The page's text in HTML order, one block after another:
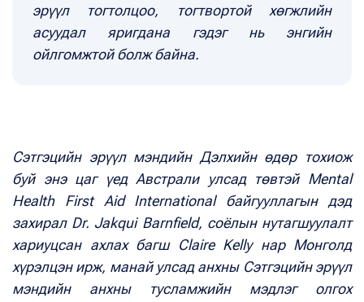
эрүүл тогтолцоо, тогтвортой хөгжлийн
асуудал яригдана гэдэг нь энгийн
ойлгомжтой болж байна.
Сэтгэцийн эрүүл мэндийн Дэлхийн өдөр тохиож
буй энэ цаг үед Австрали улсад төвтэй Mental
Health First Aid International байгууллагын дэд
захирал Dr. Jakqui Barnfield, соёлын нутагшуулалт
хариуцсан ахлах багш Claire Kelly нар Монголд
хүрэлцэн ирж, манай улсад анхны Сэтгэцийн эрүүл
мэндийн анхны тусламжийн мэдлэг олгох